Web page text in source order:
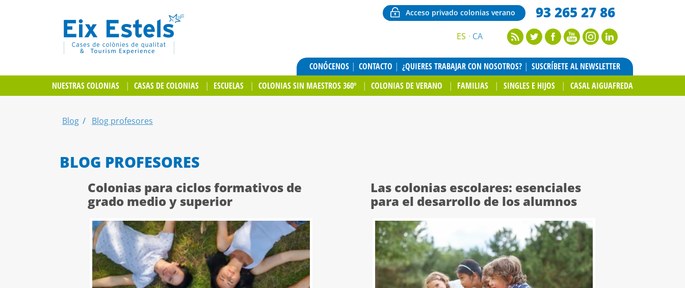
Acceso privado colonias verano 93 265 27 86
ES CA
CONÓCENOS CONTACTO ¿QUIERES TRABAJAR CON NOSOTROS?
SUSCRÍBETE AL NEWSLETTER
NUESTRAS COLONIAS
CASAS DE COLONIAS ESCUELAS COLONIAS SIN MAESTROS 360º COLONIAS DE VERANO FAMILIAS SINGLES E HIJOS CASAL AIGUAFREDA
Blog Blog profesores
BLOG PROFESORES
Colonias para ciclos formativos de
grado medio y superior
Las colonias escolares: esenciales
para el desarrollo de los alumnos